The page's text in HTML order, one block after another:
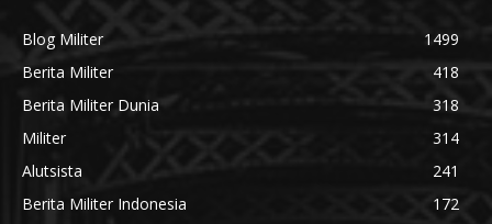
Blog Militer
1499
Berita Militer
418
Berita Militer Dunia
318
Militer
314
Alutsista
241
Berita Militer Indonesia
172